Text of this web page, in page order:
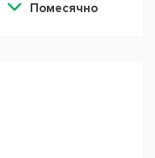
Помесячно